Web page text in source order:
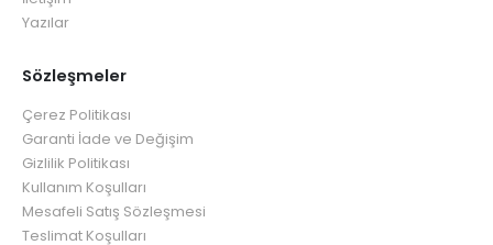
Yazılar
Sözleşmeler
Çerez Politikası
Garanti İade ve Değişim
Gizlilik Politikası
Kullanım Koşulları
Mesafeli Satış Sözleşmesi
Teslimat Koşulları